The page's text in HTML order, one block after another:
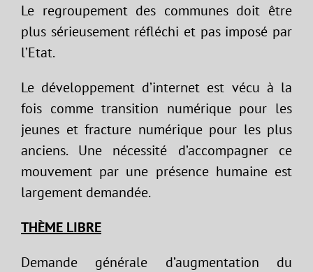
Le regroupement des communes doit être
plus sérieusement réfléchi et pas imposé par
l’Etat.
Le développement d’internet est vécu à la
fois comme transition numérique pour les
jeunes et fracture numérique pour les plus
anciens. Une nécessité d’accompagner ce
mouvement par une présence humaine est
largement demandée.
THÈME LIBRE
Demande générale d’augmentation du